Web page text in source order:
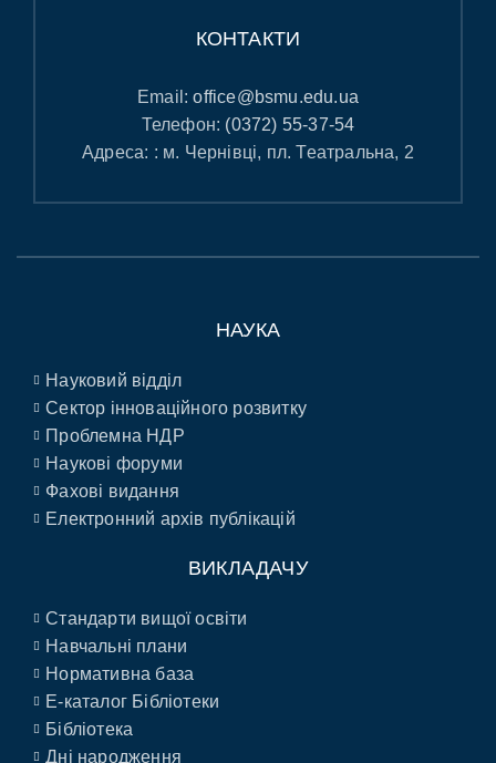
КОНТАКТИ
Email:office@bsmu.edu.ua
Телефон: (0372) 55-37-54
Адреса: : м. Чернівці, пл. Театральна, 2
НАУКА
Науковий відділ
Сектор інноваційного розвитку
Проблемна НДР
Наукові форуми
Фахові видання
Електронний архів публікацій
ВИКЛАДАЧУ
Стандарти вищої освіти
Навчальні плани
Нормативна база
E-каталог Бібліотеки
Бібліотека
Дні народження